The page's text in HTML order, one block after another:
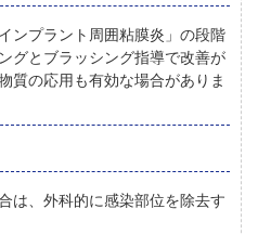
ンプラント周囲粘膜炎」の段階
グとブラッシング指導で改善が
質の応用も有効な場合がありま
は、外科的に感染部位を除去す